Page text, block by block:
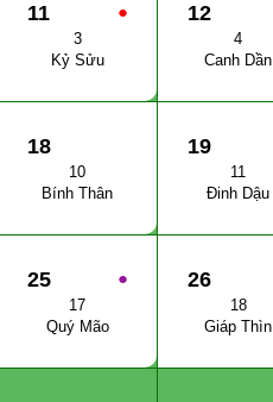
●
11
3
Kỷ Sửu
12
4
Canh Dần
18
10
Bính Thân
19
11
Đinh Dậu
●
25
17
Quý Mão
26
18
Giáp Thìn